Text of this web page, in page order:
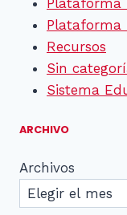
Plataforma
Plataforma
Recursos
Sin
Sistema
ARCHIVO
Archivos